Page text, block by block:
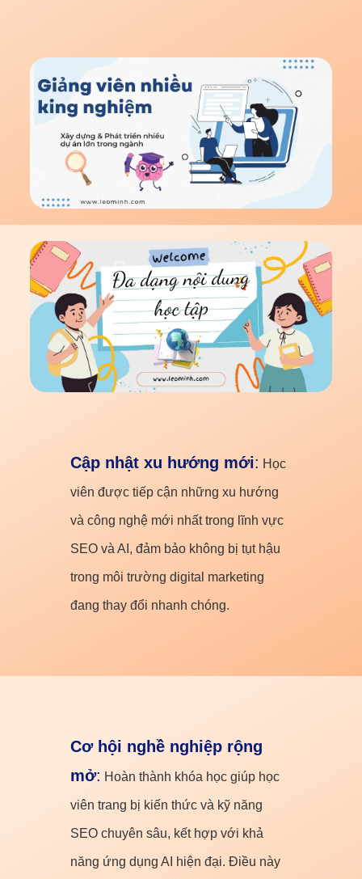
Cập nhật xu hướng mới: Học
viên được tiếp cận những xu hướng
và công nghệ mới nhất trong lĩnh vực
SEO và AI, đảm bảo không bị tụt hậu
trong môi trường digital marketing
đang thay đổi nhanh chóng.
Cơ hội nghề nghiệp rộng
mở: Hoàn thành khóa học giúp học
viên trang bị kiến thức và kỹ năng
SEO chuyên sâu, kết hợp với khả
năng ứng dụng AI hiện đại. Điều này